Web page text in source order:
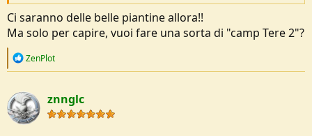
Ci saranno delle belle piantine allora!!
Ma solo per capire, vuoi fare una sorta di "camp Tere 2"?
R
c
t
i
o
ZenPlot
znnglc